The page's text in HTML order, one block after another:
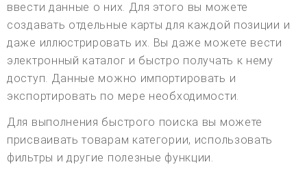
ввести данные о них. Для этого вы можете
создавать отдельные карты для каждой позиции и
даже иллюстрировать их. Вы даже можете вести
электронный каталог и быстро получать к нему
доступ. Данные можно импортировать и
экспортировать по мере необходимости.
Для выполнения быстрого поиска вы можете
присваивать товарам категории, использовать
фильтры и другие полезные функции.